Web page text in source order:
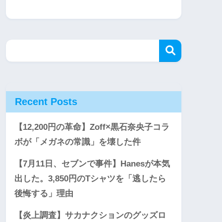
Recent Posts
【12,200円の革命】Zoff×黒石奈央子コラ
ボが「メガネの常識」を壊した件
【7月11日、セブンで事件】Hanesが本気
出した。3,850円のTシャツを「逃したら
後悔する」理由
【炎上調査】サカナクションのグッズロ